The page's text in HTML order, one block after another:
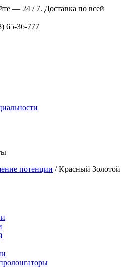
— 24 / 7. Доставка по всей
65-36-777
потенции /Красный Золотой